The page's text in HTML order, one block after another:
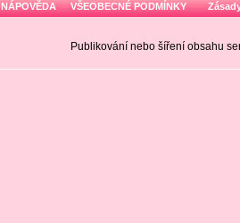
NÁPOVĚDA VŠEOBECNÉ PODMÍNKY
Publikování nebo šíření obsahu